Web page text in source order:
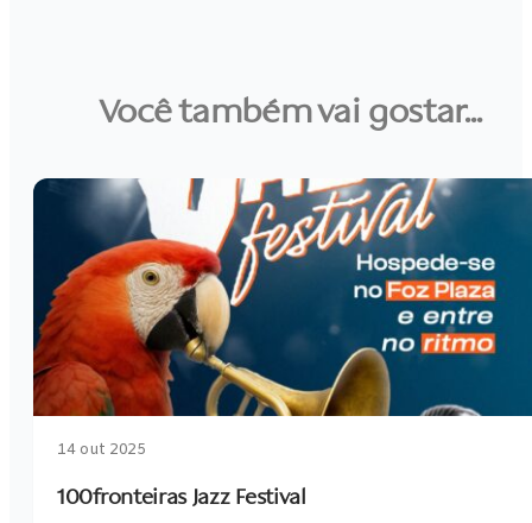
Você também vai gostar...
14 out 2025
100fronteiras Jazz Festival